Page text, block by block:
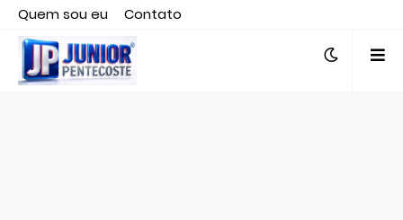
Quem sou eu
Contato
Editor responsável, jornalista Clovis Almeida.